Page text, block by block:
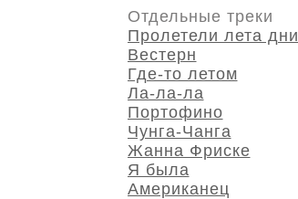
Отдельные треки
Пролетели лета дни
Вестерн
Где-то летом
Ла-ла-ла
Портофино
Чунга-Чанга
Жанна Фриске
Я была
Американец